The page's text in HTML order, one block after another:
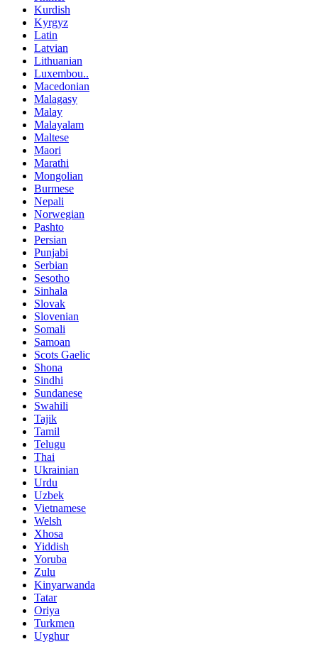
Kurdish
Kyrgyz
Latin
Latvian
Lithuanian
Luxembou..
Macedonian
Malagasy
Malay
Malayalam
Maltese
Maori
Marathi
Mongolian
Burmese
Nepali
Norwegian
Pashto
Persian
Punjabi
Serbian
Sesotho
Sinhala
Slovak
Slovenian
Somali
Samoan
Scots Gaelic
Shona
Sindhi
Sundanese
Swahili
Tajik
Tamil
Telugu
Thai
Ukrainian
Urdu
Uzbek
Vietnamese
Welsh
Xhosa
Yiddish
Yoruba
Zulu
Kinyarwanda
Tatar
Oriya
Turkmen
Uyghur